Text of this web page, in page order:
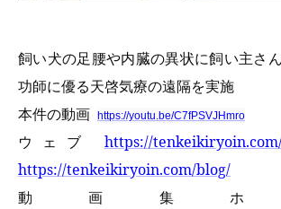
飼い犬の足腰や内臓の異状に飼い主さ
功師に優る天啓気療の遠隔を実施
本件の動画
https://youtu.be/C7fPSVJHmro
ウェブ https://
https://tenkeikiryoin.com/blog/
動画集ホ